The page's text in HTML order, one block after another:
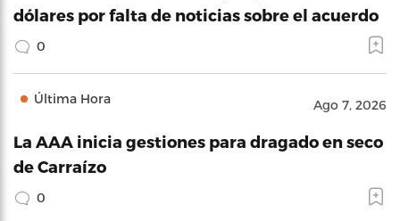
dólares por falta de noticias sobre el acuerdo
0
Última Hora Ago 7, 2026
La AAA inicia gestiones para dragado en seco
de Carraízo
0